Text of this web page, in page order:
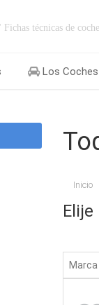
Fichas técnicas de
Los
Inicio